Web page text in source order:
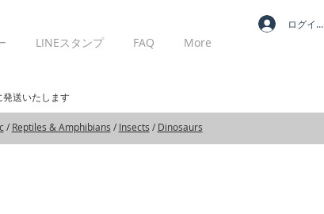
LINEスタンプ FAQ More
ログイン
送いたします
/ Reptiles & Amphibians / Insects / Dinosaurs